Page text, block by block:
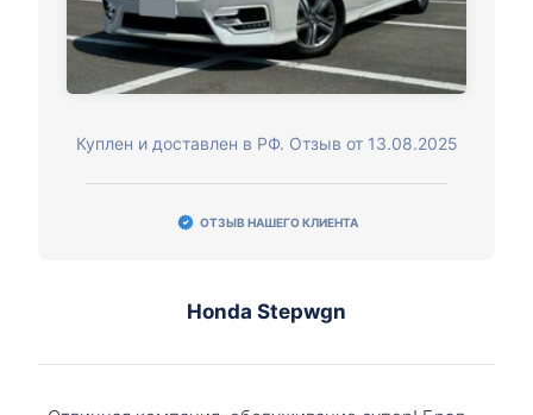
Куплен и доставлен в РФ. Отзыв от 13.08.2025
ОТЗЫВ НАШЕГО КЛИЕНТА
Honda Stepwgn